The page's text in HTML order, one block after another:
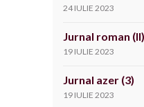
24 IULIE 2023
Jurnal roman
19 IULIE 2023
Jurnal azer (3)
19 IULIE 2023